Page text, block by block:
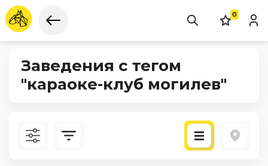
0
Заведения с тегом
"караоке-клуб могилев"